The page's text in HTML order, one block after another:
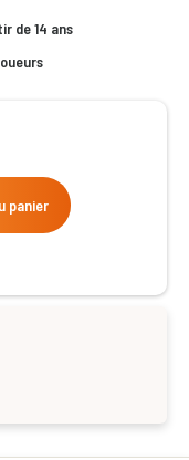
de 14 ans
joueurs
panier